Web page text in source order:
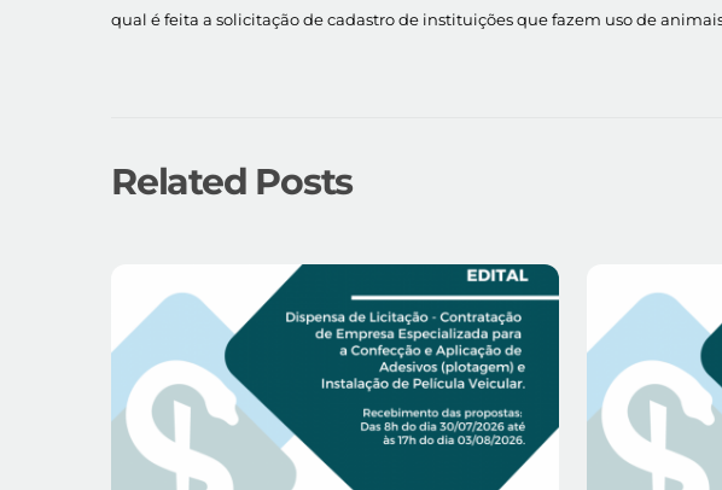
qual é feita a solicitação de cadastro de instituições que fazem uso de
Related Posts